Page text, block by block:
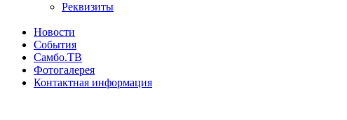
Реквизиты
Новости
События
Самбо.ТВ
Фотогалерея
Контактная информация